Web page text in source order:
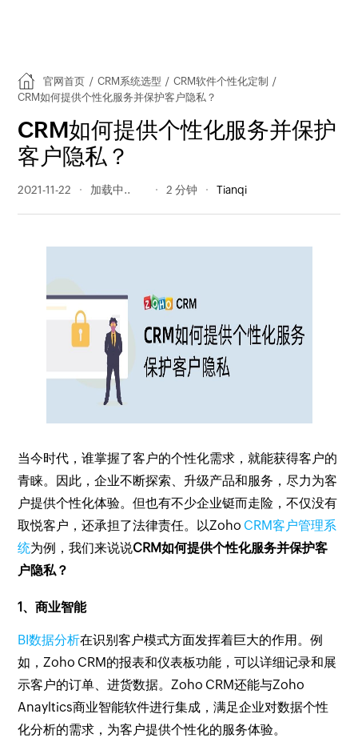
官网首页 / CRM系统选型 / CRM软件个性化定制 /
CRM如何提供个性化服务并保护客户隐私？
CRM如何提供个性化服务并保护
客户隐私？
2021-11-22 499 阅读量 2 分钟 Tianqi
当今时代，谁掌握了客户的个性化需求，就能获得客户的
青睐。因此，企业不断探索、升级产品和服务，尽力为客
户提供个性化体验。但也有不少企业铤而走险，不仅没有
取悦客户，还承担了法律责任。以Zoho CRM客户管理系
统为例，我们来说说CRM如何提供个性化服务并保护客
户隐私？
1、商业智能
BI数据分析在识别客户模式方面发挥着巨大的作用。例
如，Zoho CRM的报表和仪表板功能，可以详细记录和展
示客户的订单、进货数据。Zoho CRM还能与Zoho
Anayltics商业智能软件进行集成，满足企业对数据个性
化分析的需求，为客户提供个性化的服务体验。